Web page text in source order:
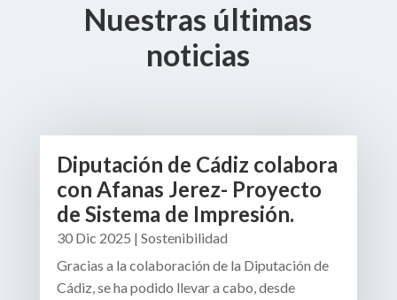
Nuestras últimas
noticias
Diputación de Cádiz colabora
con Afanas Jerez- Proyecto
de Sistema de Impresión.
30 Dic 2025 | Sostenibilidad
Gracias a la colaboración de la Diputación de
Cádiz, se ha podido llevar a cabo, desde